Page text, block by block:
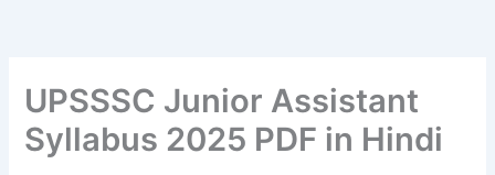
UPSSSC Junior Assistant
Syllabus 2025 PDF in Hindi